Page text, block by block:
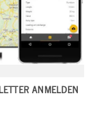
ANMELDEN